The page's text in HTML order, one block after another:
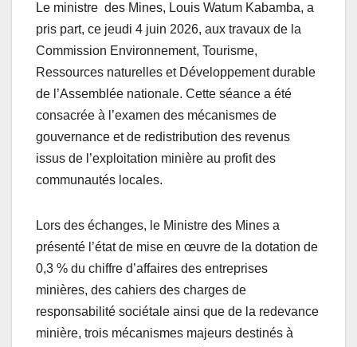
c
e
b
o
o
k
tt
er
ail at
s
A
p
p
ta
g
er
Le ministre des Mines, Louis Watum Kabamba, a
pris part, ce jeudi 4 juin 2026, aux travaux de la
Commission Environnement, Tourisme,
Ressources naturelles et Développement durable
de l’Assemblée nationale. Cette séance a été
consacrée à l’examen des mécanismes de
gouvernance et de redistribution des revenus
issus de l’exploitation minière au profit des
communautés locales.
Lors des échanges, le Ministre des Mines a
présenté l’état de mise en œuvre de la dotation de
0,3 % du chiffre d’affaires des entreprises
minières, des cahiers des charges de
responsabilité sociétale ainsi que de la redevance
minière, trois mécanismes majeurs destinés à